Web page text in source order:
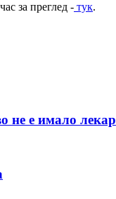
за преглед - тук.
не е имало лекар